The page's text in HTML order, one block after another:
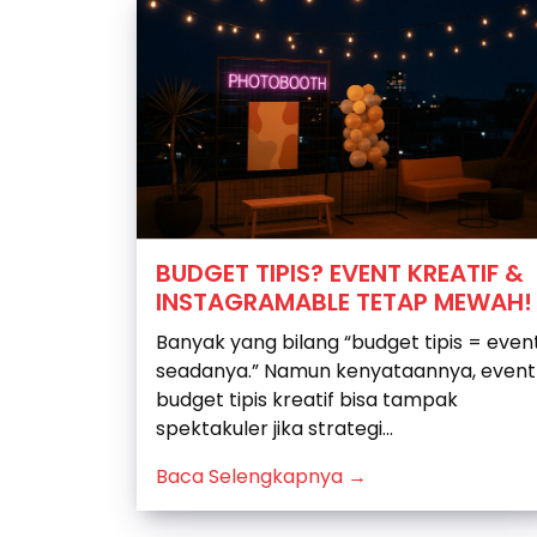
BUDGET TIPIS? EVENT KREATIF &
INSTAGRAMABLE TETAP MEWAH!
Banyak yang bilang “budget tipis =
seadanya.” Namun kenyataannya, event
budget tipis kreatif bisa tampak
spektakuler jika strategi...
Baca Selengkapnya →